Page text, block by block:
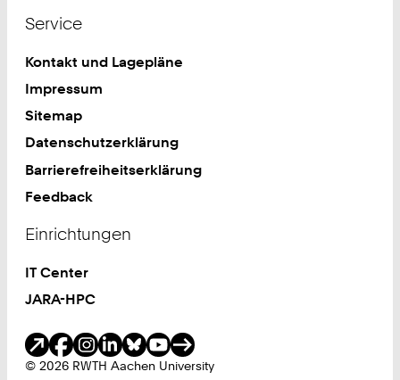
Service
Kontakt und Lagepläne
Impressum
Sitemap
Datenschutzerklärung
Barrierefreiheitserklärung
Feedback
Einrichtungen
IT Center
JARA-HPC
© 2026 RWTH Aachen University
Soziale Medien